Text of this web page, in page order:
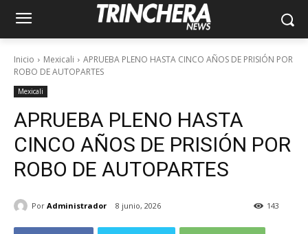
Inicio Mexicali
APRUEBA PLENO HASTA CINCO AÑOS DE PRISIÓN POR
ROBO DE AUTOPARTES
Mexicali
APRUEBA PLENO HASTA
CINCO AÑOS DE PRISIÓN POR
ROBO DE AUTOPARTES
Por Administrador 8 junio, 2026 143